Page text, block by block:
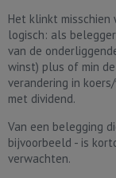
Het klinkt
logisch: als
van de
winst) plus of min
verandering in
met dividend.
Van een belegging
bijvoorbeeld - is
verwachten.